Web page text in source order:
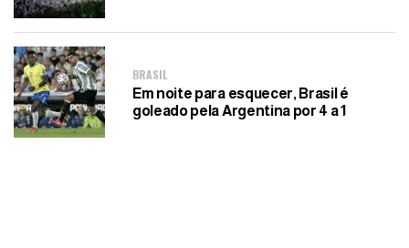
BRASIL
Em noite para esquecer, Brasil é
goleado pela Argentina por 4 a 1